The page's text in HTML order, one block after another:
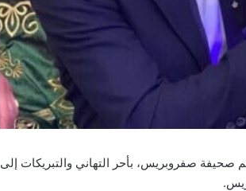
صفروبريس، بأحر التهاني والتبريكات إلى